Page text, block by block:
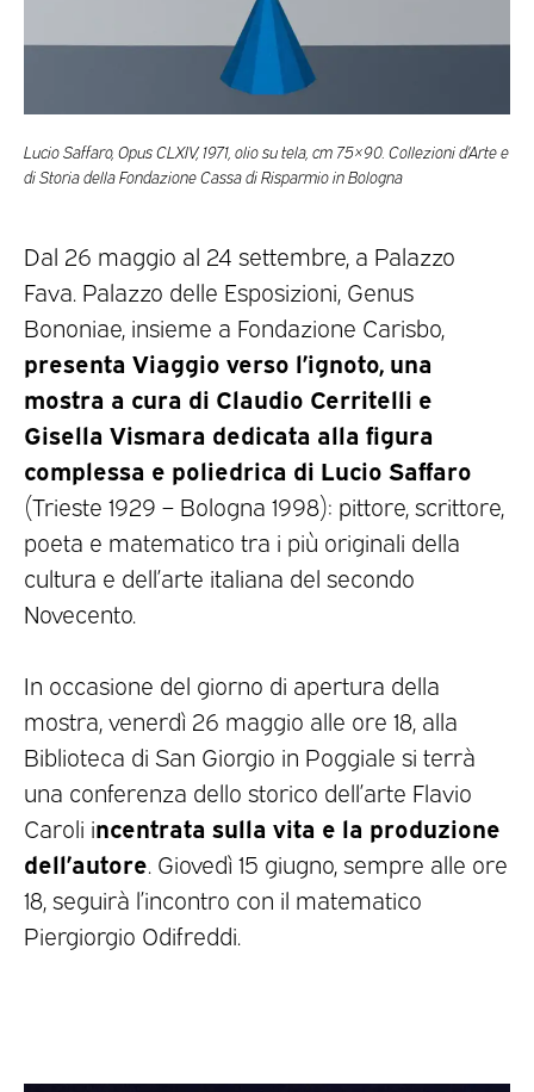
Lucio Saffaro, Opus CLXIV, 1971, olio su tela, cm 75×90. Collezioni d’Arte e
di Storia della Fondazione Cassa di Risparmio in Bologna
Dal 26 maggio al 24 settembre, a Palazzo
Fava. Palazzo delle Esposizioni, Genus
Bononiae, insieme a Fondazione Carisbo,
presenta Viaggio verso l’ignoto, una
mostra a cura di Claudio Cerritelli e
Gisella Vismara dedicata alla figura
complessa e poliedrica di Lucio Saffaro
(Trieste 1929 – Bologna 1998): pittore, scrittore,
poeta e matematico tra i più originali della
cultura e dell’arte italiana del secondo
Novecento.
In occasione del giorno di apertura della
mostra, venerdì 26 maggio alle ore 18, alla
Biblioteca di San Giorgio in Poggiale si terrà
una conferenza dello storico dell’arte Flavio
Caroli incentrata sulla vita e la produzione
dell’autore . Giovedì 15 giugno, sempre alle ore
18, seguirà l’incontro con il matematico
Piergiorgio Odifreddi.